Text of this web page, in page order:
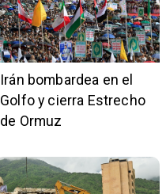
Irán bombardea en el
Golfo y cierra Estrecho
de Ormuz